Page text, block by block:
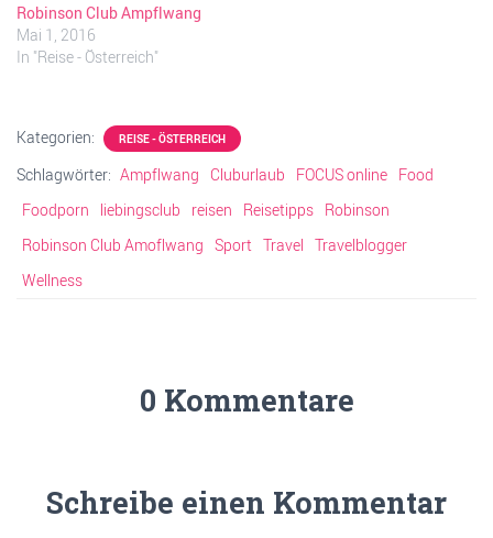
Robinson Club Ampflwang
Mai 1, 2016
In "Reise - Österreich"
Kategorien: REISE - ÖSTERREICH
Schlagwörter: Ampflwang Cluburlaub FOCUS online Food
Foodporn
liebingsclub reisen Reisetipps Robinson
Robinson Club Amoflwang Sport Travel Travelblogger
Wellness
0 Kommentare
Schreibe einen Kommentar